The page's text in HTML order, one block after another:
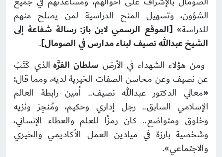
الشؤون، وتسهيل المنح الدراسية لمن يصلح منهم
للدراسة» [الموقع الرسمي لابن باز: رسالة شفاعة إلى
الشيخ عبدالله نصيف لبناء مدارس في الصومال]
.
ومن هؤلاء الشهداء في الأرض سلطان الفرَّه الذي كَتَبَ
عن نصيف وعن محاسن الصفات الخيرية لديه، ومما قال:
«معالي الدكتور عبدالله نصيف.. أمين رابطة العالم
الإسلامي السابق.. رجل إداري وحكيم، ومُنجِز ونزيه
وخلوق ومتواضع.. كان رمزًا للعلم والعطاء الإنساني،
وشخصية بارزة في ميادين العمل الأكاديمي والخيري
والاجتماعي».